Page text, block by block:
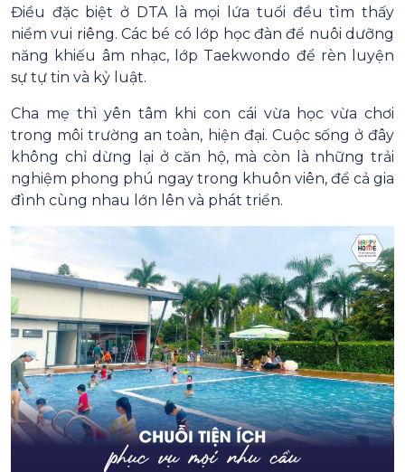
Điều đặc biệt ở DTA là mọi lứa tuổi đều tìm thấy
niềm vui riêng. Các bé có lớp học đàn để nuôi dưỡng
năng khiếu âm nhạc, lớp Taekwondo để rèn luyện
sự tự tin và kỷ luật.
Cha mẹ thì yên tâm khi con cái vừa học vừa chơi
trong môi trường an toàn, hiện đại. Cuộc sống ở đây
không chỉ dừng lại ở căn hộ, mà còn là những trải
nghiệm phong phú ngay trong khuôn viên, để cả gia
đình cùng nhau lớn lên và phát triển.